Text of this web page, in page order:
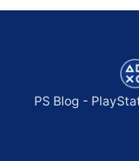
PS Blog -